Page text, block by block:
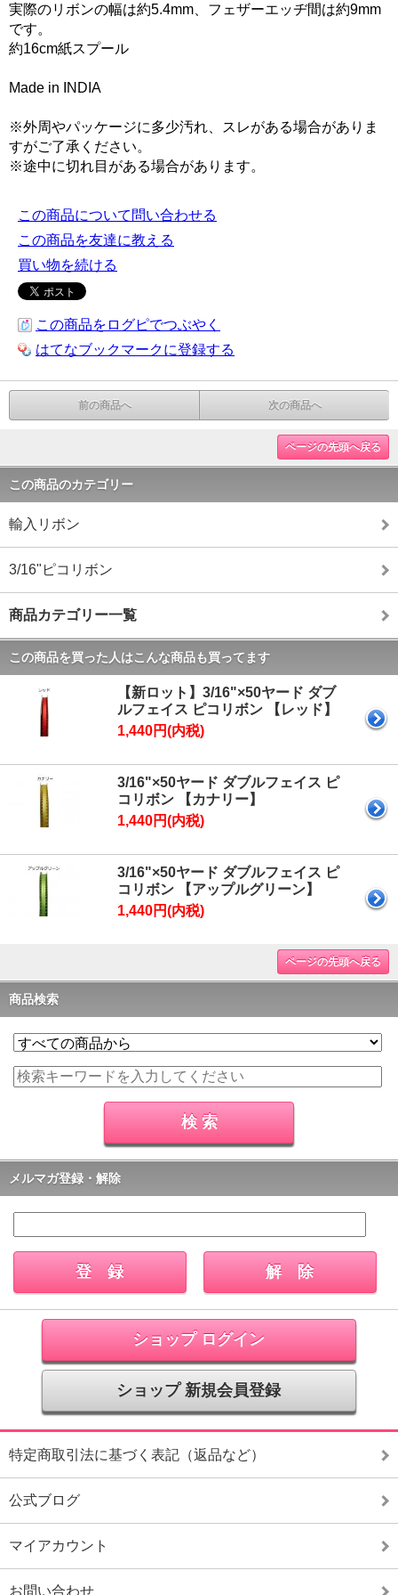
実際のリボンの幅は約5.4mm、フェザーエッヂ間は約9mm
です。
約16cm紙スプール
Made in INDIA
※外周やパッケージに多少汚れ、スレがある場合がありま
すがご了承ください。
※途中に切れ目がある場合があります。
この商品について問い合わせる
この商品を友達に教える
買い物を続ける
この商品をログピでつぶやく
はてなブックマークに登録する
前の商品へ 次の商品へ
ページの先頭へ戻る
この商品のカテゴリー
輸入リボン
3/16"ピコリボン
商品カテゴリー一覧
この商品を買った人はこんな商品も買ってます
【新ロット】3/16"×50ヤード ダブ
ルフェイス ピコリボン 【レッド】
1,440円(内税)
3/16"×50ヤード ダブルフェイス ピ
コリボン 【カナリー】
1,440円(内税)
3/16"×50ヤード ダブルフェイス ピ
コリボン 【アップルグリーン】
1,440円(内税)
ページの先頭へ戻る
商品検索
メルマガ登録・解除
ショップ ログイン
ショップ 新規会員登録
特定商取引法に基づく表記（返品など）
公式ブログ
マイアカウント
お問い合わせ